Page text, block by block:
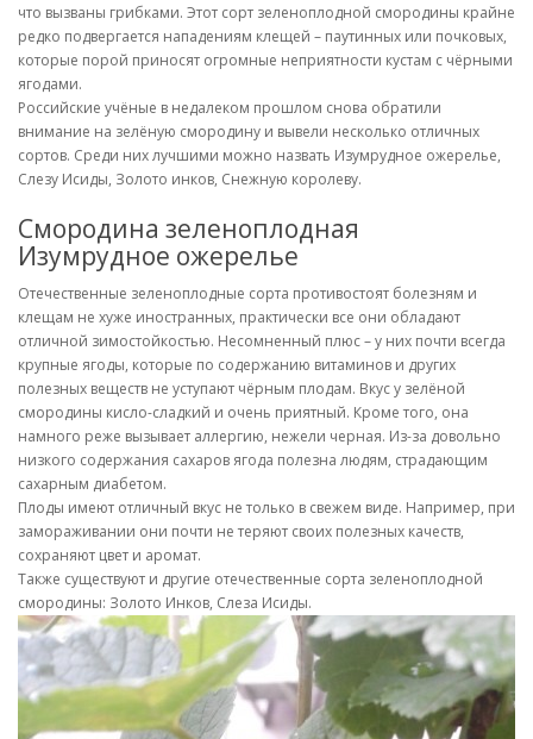
что вызваны грибками. Этот сорт зеленоплодной смородины крайне
редко подвергается нападениям клещей – паутинных или почковых,
которые порой приносят огромные неприятности кустам с чёрными
ягодами.
Российские учёные в недалеком прошлом снова обратили
внимание на зелёную смородину и вывели несколько отличных
сортов. Среди них лучшими можно назвать Изумрудное ожерелье,
Слезу Исиды, Золото инков, Снежную королеву.
Смородина зеленоплодная
Изумрудное ожерелье
Отечественные зеленоплодные сорта противостоят болезням и
клещам не хуже иностранных, практически все они обладают
отличной зимостойкостью. Несомненный плюс – у них почти всегда
крупные ягоды, которые по содержанию витаминов и других
полезных веществ не уступают чёрным плодам. Вкус у зелёной
смородины кисло-сладкий и очень приятный. Кроме того, она
намного реже вызывает аллергию, нежели черная. Из-за довольно
низкого содержания сахаров ягода полезна людям, страдающим
сахарным диабетом.
Плоды имеют отличный вкус не только в свежем виде. Например, при
замораживании они почти не теряют своих полезных качеств,
сохраняют цвет и аромат.
Также существуют и другие отечественные сорта зеленоплодной
смородины: Золото Инков, Слеза Исиды.